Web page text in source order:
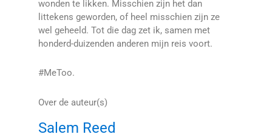
wonden te likken. Misschien zijn het dan
littekens geworden, of heel misschien zijn ze
wel geheeld. Tot die dag zet ik, samen met
honderd-duizenden anderen mijn reis voort.
#MeToo.
Over de auteur(s)
Salem Reed